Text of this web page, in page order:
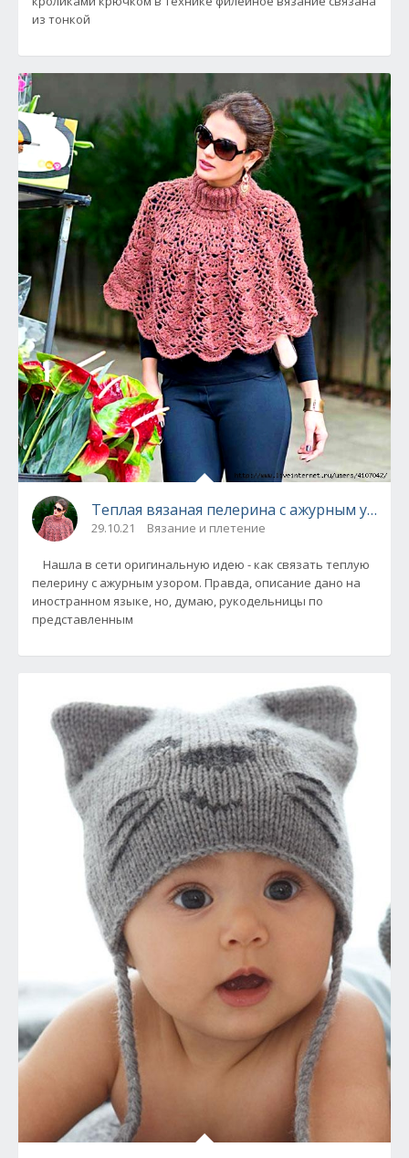
из тонкой
Теплая вязаная пелерина с ажурным
29.10.21 Вязание и плетение
Нашла в сети оригинальную идею - как связать теплую
пелерину с ажурным узором. Правда, описание дано на
иностранном языке, но, думаю, рукодельницы по
представленным